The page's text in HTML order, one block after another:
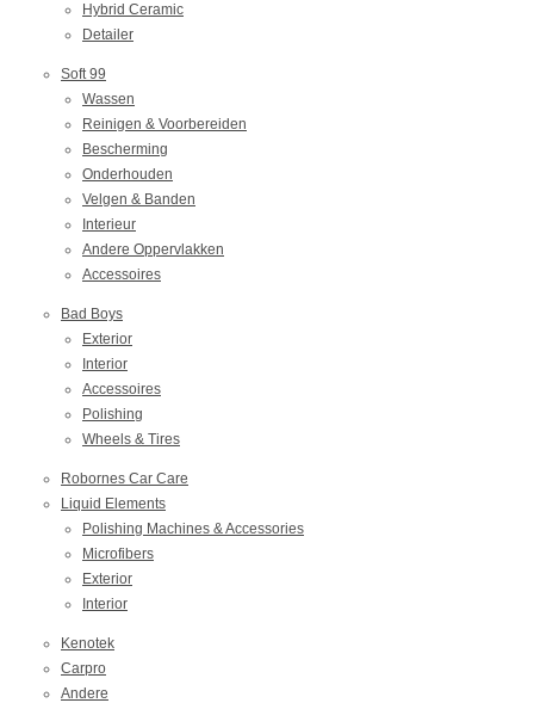
Hybrid Ceramic
Detailer
Soft 99
Wassen
Reinigen & Voorbereiden
Bescherming
Onderhouden
Velgen & Banden
Interieur
Andere Oppervlakken
Accessoires
Bad Boys
Exterior
Interior
Accessoires
Polishing
Wheels & Tires
Robornes Car Care
Liquid Elements
Polishing Machines & Accessories
Microfibers
Exterior
Interior
Kenotek
Carpro
Andere